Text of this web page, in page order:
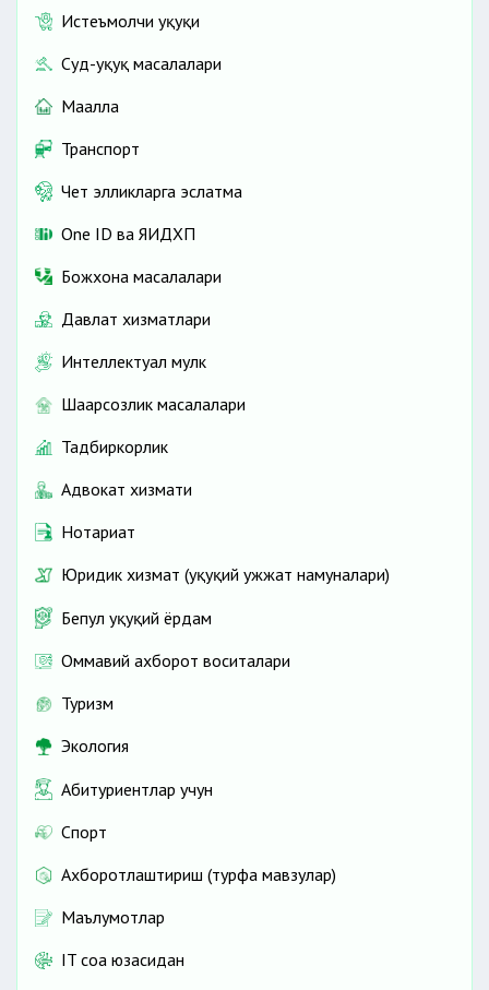
Истеъмолчи ҳуқуқи
Суд-ҳуқуқ масалалари
Маҳалла
Транспорт
Чет элликларга эслатма
One ID ва ЯИДХП
Божхона масалалари
Давлат хизматлари
Интеллектуал мулк
Шаҳарсозлик масалалари
Тадбиркорлик
Адвокат хизмати
Нотариат
Юридик хизмат (ҳуқуқий ҳужжат намуналари)
Бепул ҳуқуқий ёрдам
Оммавий ахборот воситалари
Туризм
Экология
Абитуриентлар учун
Спорт
Ахборотлаштириш (турфа мавзулар)
Маълумотлар
IT соҳа юзасидан